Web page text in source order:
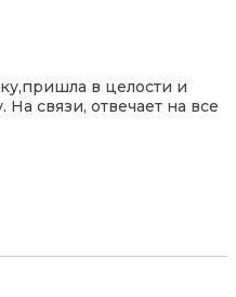
в целости и
связи, отвечает на все